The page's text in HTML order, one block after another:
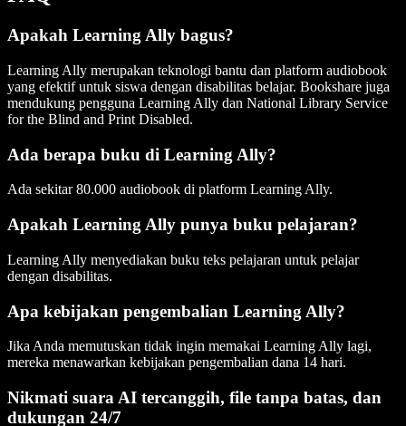
Apakah Learning Ally bagus?
Learning Ally merupakan teknologi bantu dan platform audiobook
yang efektif untuk siswa dengan disabilitas belajar. Bookshare juga
mendukung pengguna Learning Ally dan National Library Service
for the Blind and Print Disabled.
Ada berapa buku di Learning Ally?
Ada sekitar 80.000 audiobook di platform Learning Ally.
Apakah Learning Ally punya buku pelajaran?
Learning Ally menyediakan buku teks pelajaran untuk pelajar
dengan disabilitas.
Apa kebijakan pengembalian Learning Ally?
Jika Anda memutuskan tidak ingin memakai Learning Ally lagi,
mereka menawarkan kebijakan pengembalian dana 14 hari.
Nikmati suara AI tercanggih, file tanpa batas, dan
dukungan 24/7